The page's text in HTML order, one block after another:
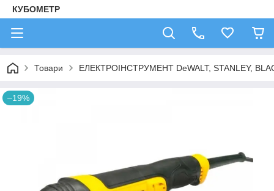
КУБОМЕТР
Товари ЕЛЕКТРОІНСТРУМЕНТ DeWALT, STANLEY,
–19%